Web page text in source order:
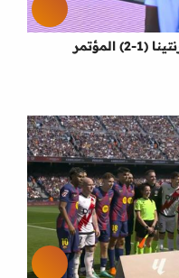
اهداف مباراة كريستال بالاس وفيورنتينا (1-2) المؤتمر